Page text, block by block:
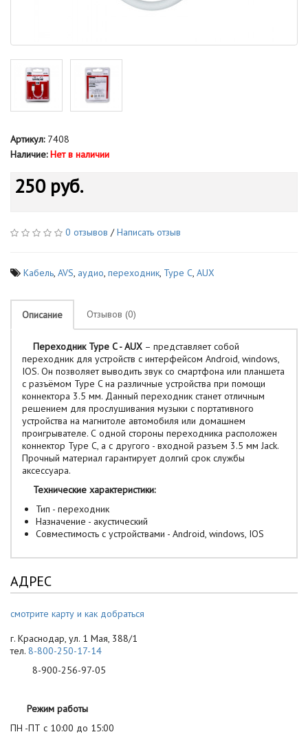
Артикул:7408
Наличие: Нет в наличии
250 руб.
0 отзывов /Написать отзыв
Кабель, AVS, аудио, переходник, Type C, AUX
Описание Отзывов (0)
Переходник Type C - AUX – представляет собой
переходник для устройств с интерфейсом Android, windows,
IOS. Он позволяет выводить звук со смартфона или планшета
с разъёмом Type C на различные устройства при помощи
коннектора 3.5 мм. Данный переходник станет отличным
решением для прослушивания музыки с портативного
устройства на магнитоле автомобиля или домашнем
проигрывателе. С одной стороны переходника расположен
коннектор Type C, а с другого - входной разъем 3.5 мм Jack.
Прочный материал гарантирует долгий срок службы
аксессуара.
Технические характеристики:
Тип - переходник
Назначение - акустический
Совместимость с устройствами - Android, windows, IOS
АДРЕС
смотрите карту и как добраться
г. Краснодар, ул. 1 Мая, 388/1
тел. 8-800-250-17-14
8-900-256-97-05
Режим работы
ПН -ПТ с 10:00 до 15:00